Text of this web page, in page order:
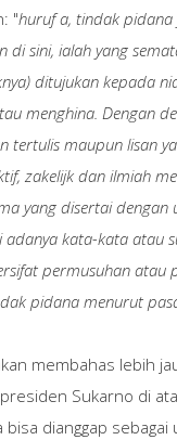
"huruf a, tindak pidana
di sini, ialah yang
ditujukan kepada
menghina. Dengan
tertulis maupun lisan
zakelijk dan ilmiah
yang disertai dengan
kata-kata atau
permusuhan atau
pidana menurut
membahas lebih
Sukarno di
dianggap sebagai